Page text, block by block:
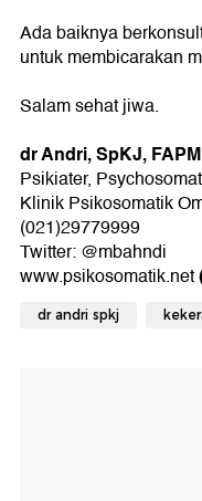
Ada baiknya
untuk membicarakan
Salam sehat jiwa.
dr Andri, SpKJ, FAPM
Psikiater,
Klinik Psikosomatik
(021)29779999
Twitter: @mbahndi
www.psikosomatik.net
dr andri spkj